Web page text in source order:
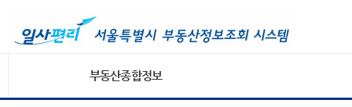
부동산종합정보